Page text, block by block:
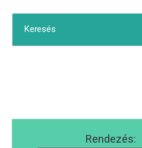
Keresés
Rendezés: